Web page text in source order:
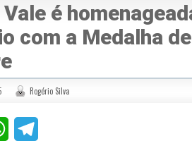
é
com a Medalha
Rogério Silva
WhatsApp